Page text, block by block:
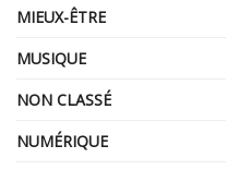
MIEUX-ÊTRE
MUSIQUE
NON CLASSÉ
NUMÉRIQUE